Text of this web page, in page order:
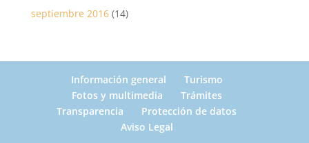
septiembre 2016(14)
Información general
Turismo
Fotos y multimedia
Trámites
Transparencia
Protección de datos
Aviso Legal